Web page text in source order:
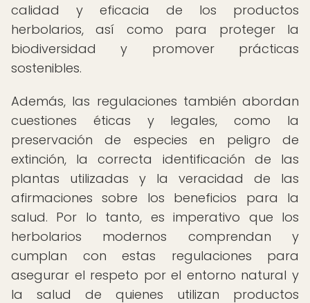
calidad y eficacia de los productos
herbolarios, así como para proteger la
biodiversidad y promover prácticas
sostenibles.
Además, las regulaciones también abordan
cuestiones éticas y legales, como la
preservación de especies en peligro de
extinción, la correcta identificación de las
plantas utilizadas y la veracidad de las
afirmaciones sobre los beneficios para la
salud. Por lo tanto, es imperativo que los
herbolarios modernos comprendan y
cumplan con estas regulaciones para
asegurar el respeto por el entorno natural y
la salud de quienes utilizan productos